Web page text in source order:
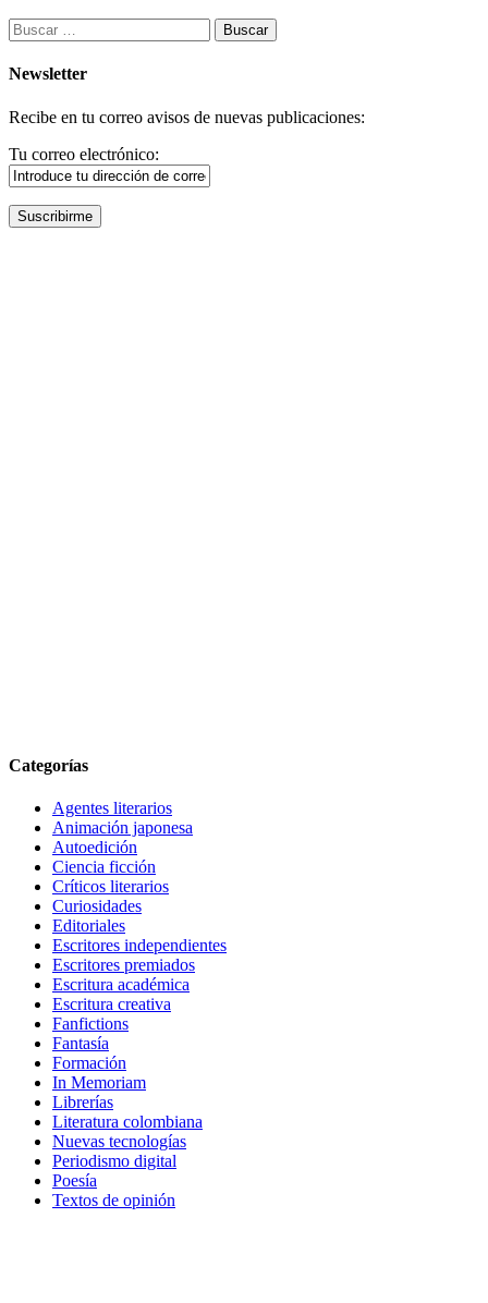
Buscar:
Newsletter
Recibe en tu correo avisos de nuevas publicaciones:
Tu correo electrónico:
Categorías
Agentes literarios
Animación japonesa
Autoedición
Ciencia ficción
Críticos literarios
Curiosidades
Editoriales
Escritores independientes
Escritores premiados
Escritura académica
Escritura creativa
Fanfictions
Fantasía
Formación
In Memoriam
Librerías
Literatura colombiana
Nuevas tecnologías
Periodismo digital
Poesía
Textos de opinión